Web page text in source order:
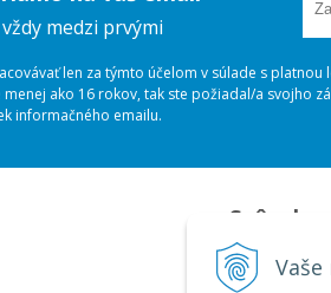
medzi prvými
len za týmto účelom v súlade s platnou
ako 16 rokov, tak ste požiadal/a svojho
informačného emailu.
Spôsoby
Platba na